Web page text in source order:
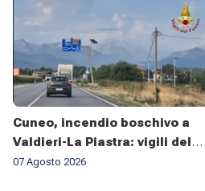
Cuneo, incendio boschivo a
Valdieri-La Piastra: vigili del
fuoco al lavoro da sette giorni
07 Agosto 2026